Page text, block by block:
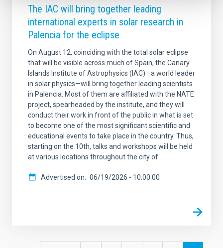
The IAC will bring together leading
international experts in solar research in
Palencia for the eclipse
On August 12, coinciding with the total solar eclipse
that will be visible across much of Spain, the Canary
Islands Institute of Astrophysics (IAC)—a world leader
in solar physics—will bring together leading scientists
in Palencia. Most of them are affiliated with the NATE
project, spearheaded by the institute, and they will
conduct their work in front of the public in what is set
to become one of the most significant scientific and
educational events to take place in the country. Thus,
starting on the 10th, talks and workshops will be held
at various locations throughout the city of
Advertised on 06/19/2026 - 10:00:00